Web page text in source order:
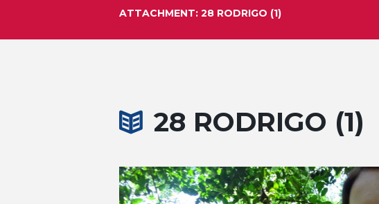
ATTACHMENT: 28 RODRIGO (1)
28 RODRIGO (1)